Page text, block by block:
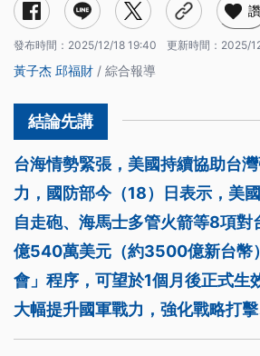
讚
發布時間： 2025/12/18 19:40 更新時間： 2025/
黃子杰 邱福財 / 綜合報導
台海情勢緊張，美國持續協助台
力，國防部今（18）日表示，美
自走砲、海馬士多管火箭等8項對
億540萬美元（約3500億新台幣
會」程序，可望於1個月後正式生
大幅提升國軍戰力，強化戰略打擊